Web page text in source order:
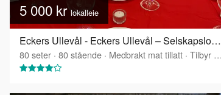
5 000 krlokalleie
Eckers Ullevål - Eckers Ullevål – Selskapslokale over to etasjer
80seter · 80stående · Medbrakt mat tillatt · Tilbyr servering